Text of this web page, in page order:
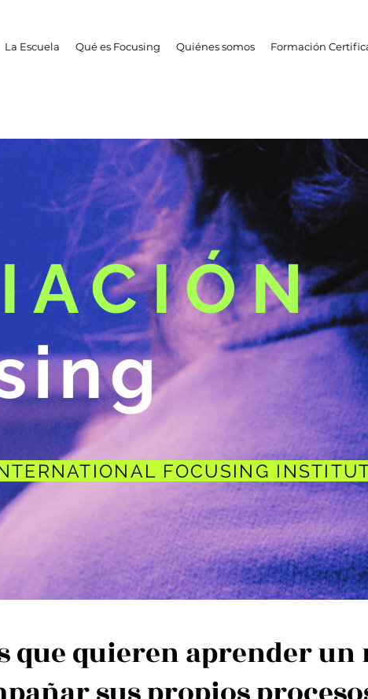
La Escuela Qué es Focusing Quiénes somos Formación
FOCUSING
que quieren aprender un